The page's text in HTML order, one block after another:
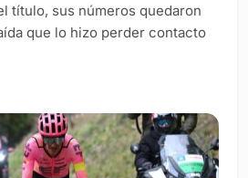
título, sus números quedaron
que lo hizo perder contacto